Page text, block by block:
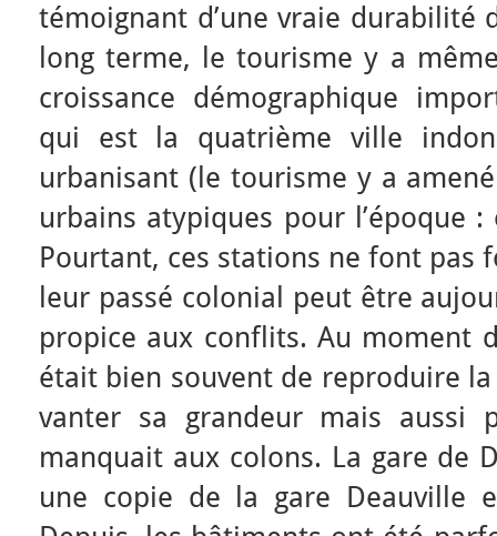
témoignant d’une vraie durabilité
long terme, le tourisme y a
croissance démographique
qui est la quatrième ville
urbanisant (le tourisme y a
urbains atypiques pour l’époque
Pourtant, ces stations ne font pas
leur passé colonial peut être
propice aux conflits. Au moment
était bien souvent de reproduire
vanter sa grandeur mais aussi
manquait aux colons. La gare de
une copie de la gare Deauville